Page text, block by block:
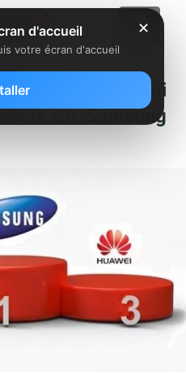
Huawei
de Samsung
✕
d'accueil
votre écran d'accueil